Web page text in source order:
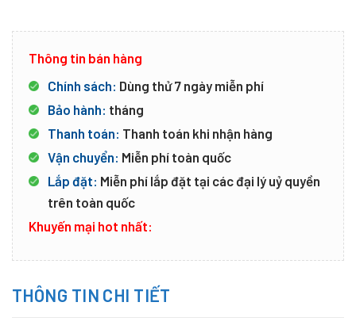
Thông tin bán hàng
Chính sách: Dùng thử 7 ngày miễn phí
Bảo hành: tháng
Thanh toán: Thanh toán khi nhận hàng
Vận chuyển: Miễn phí toàn quốc
Lắp đặt: Miễn phí lắp đặt tại các đại lý uỷ quyền
trên toàn quốc
Khuyến mại hot nhất:
THÔNG TIN CHI TIẾT